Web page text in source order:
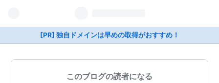
[PR] 独自ドメインは早めの取得がおすすめ！
このブログの読者になる